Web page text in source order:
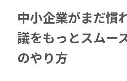
中小企業がまだ慣
議をもっとスムー
のやり方